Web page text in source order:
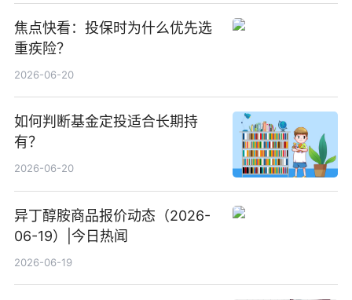
焦点快看：投保时为什么优先选
重疾险？
2026-06-20
如何判断基金定投适合长期持
有？
2026-06-20
异丁醇胺商品报价动态（2026-
06-19）|今日热闻
2026-06-19